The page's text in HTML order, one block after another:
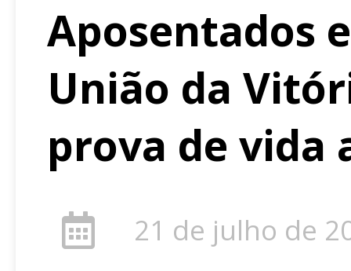
Aposentados
União da
prova de vida
21 de julho de